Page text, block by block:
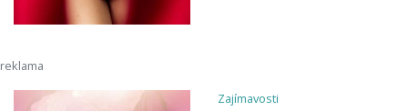
Zajímavosti